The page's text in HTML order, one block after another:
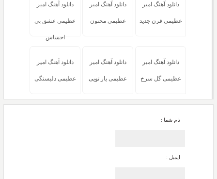
دانلود آهنگ امیر
عظیمی قرن جدید
دانلود آهنگ امیر
عظیمی مجنون
دانلود آهنگ امیر
عظیمی عشق بی
احساس
دانلود آهنگ امیر
عظیمی گل سرخ
دانلود آهنگ امیر
عظیمی یار تویی
دانلود آهنگ امیر
عظیمی دلبستگی
نام شما :
ایمیل :